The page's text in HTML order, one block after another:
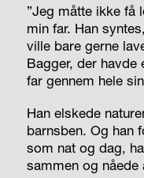
”Jeg måtte ikke få
min far. Han
ville bare gerne
Bagger, der
far gennem hele
Han elskede
barnsben. Og han
som nat og dag,
sammen og